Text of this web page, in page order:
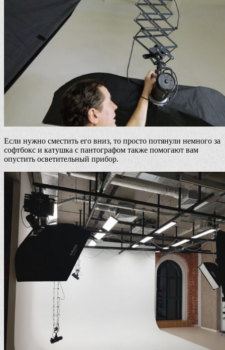
Если нужно сместить его вниз, то просто потянули немного за
софтбокс и катушка с пантографом также помогают вам
опустить осветительный прибор.